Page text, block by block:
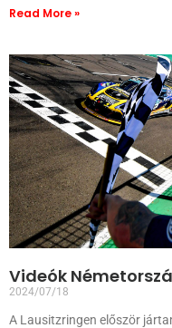
Read More »
Videók
2024/07/18
A Lausitzringen először